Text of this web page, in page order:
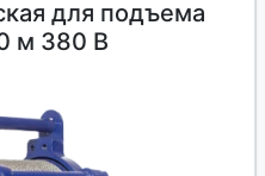
для подъема
м 380 В